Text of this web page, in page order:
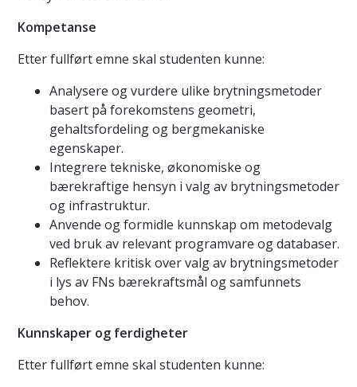
Kompetanse
Etter fullført emne skal studenten kunne:
Analysere og vurdere ulike brytningsmetoder
basert på forekomstens geometri,
gehaltsfordeling og bergmekaniske
egenskaper.
Integrere tekniske, økonomiske og
bærekraftige hensyn i valg av brytningsmetoder
og infrastruktur.
Anvende og formidle kunnskap om metodevalg
ved bruk av relevant programvare og databaser.
Reflektere kritisk over valg av brytningsmetoder
i lys av FNs bærekraftsmål og samfunnets
behov.
Kunnskaper og ferdigheter
Etter fullført emne skal studenten kunne: